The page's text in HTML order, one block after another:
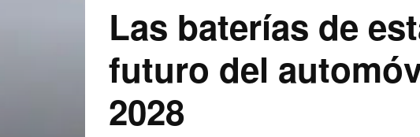
Las baterías de
futuro del
2028